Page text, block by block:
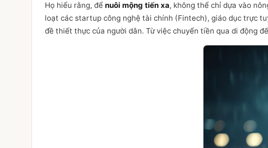
Họ hiểu rằng, để nuôi mộng tiến xa, không thể chỉ dựa vào
loạt các startup công nghệ tài chính (Fintech), giáo dục trực
đề thiết thực của người dân. Từ việc chuyển tiền qua di động